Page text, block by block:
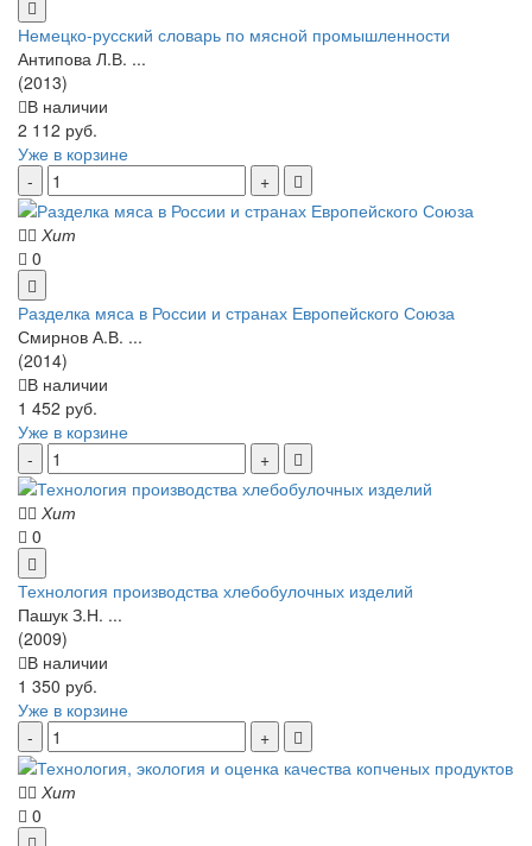
Немецко-русский словарь по мясной промышленности
Антипова Л.В. ...
(2013)
В наличии
2 112 руб.
Уже в корзине
Хит
0
Разделка мяса в России и странах Европейского Союза
Смирнов А.В. ...
(2014)
В наличии
1 452 руб.
Уже в корзине
Хит
0
Технология производства хлебобулочных изделий
Пашук З.Н. ...
(2009)
В наличии
1 350 руб.
Уже в корзине
Хит
0